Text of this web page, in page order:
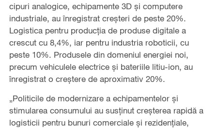
cipuri analogice, echipamente 3D și computere
industriale, au înregistrat creșteri de peste 20%.
Logistica pentru producția de produse digitale a
crescut cu 8,4%, iar pentru industria roboticii, cu
peste 10%. Produsele din domeniul energiei noi,
precum vehiculele electrice și bateriile litiu-ion, au
înregistrat o creștere de aproximativ 20%.
„Politicile de modernizare a echipamentelor și
stimularea consumului au susținut creșterea rapidă a
logisticii pentru bunuri comerciale și rezidențiale,